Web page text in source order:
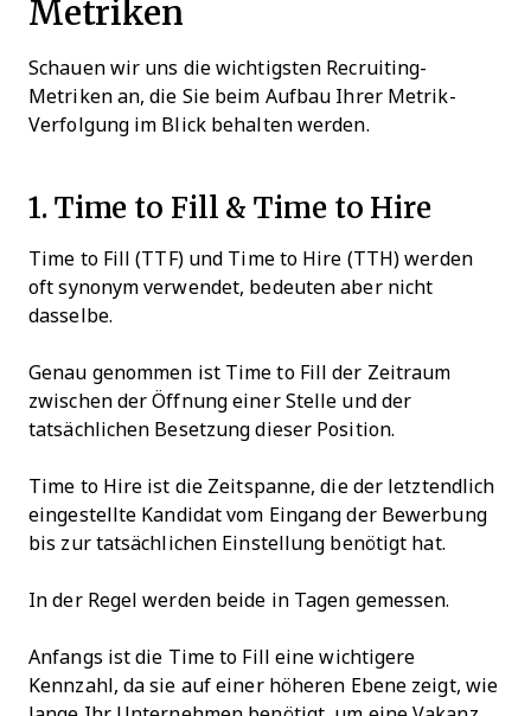
Metriken
Schauen wir uns die wichtigsten Recruiting-
Metriken an, die Sie beim Aufbau Ihrer Metrik-
Verfolgung im Blick behalten werden.
1. Time to Fill & Time to Hire
Time to Fill (TTF) und Time to Hire (TTH) werden
oft synonym verwendet, bedeuten aber nicht
dasselbe.
Genau genommen ist Time to Fill der Zeitraum
zwischen der Öffnung einer Stelle und der
tatsächlichen Besetzung dieser Position.
Time to Hire ist die Zeitspanne, die der letztendlich
eingestellte Kandidat vom Eingang der Bewerbung
bis zur tatsächlichen Einstellung benötigt hat.
In der Regel werden beide in Tagen gemessen.
Anfangs ist die Time to Fill eine wichtigere
Kennzahl, da sie auf einer höheren Ebene zeigt, wie